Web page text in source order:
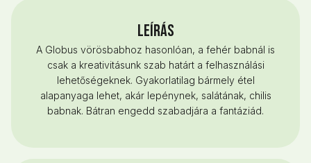
LEÍRÁS
A Globus vörösbabhoz hasonlóan, a fehér babnál is
csak a kreativitásunk szab határt a felhasználási
lehetőségeknek. Gyakorlatilag bármely étel
alapanyaga lehet, akár lepénynek, salátának, chilis
babnak. Bátran engedd szabadjára a fantáziád.